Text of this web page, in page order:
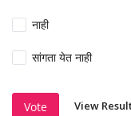
नाही
सांगता येत नाही
Vote View